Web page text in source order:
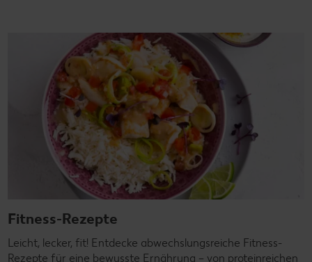
Fitness-Rezepte
Leicht, lecker, fit! Entdecke abwechslungsreiche Fitness-
Rezepte für eine bewusste Ernährung – von proteinreichen